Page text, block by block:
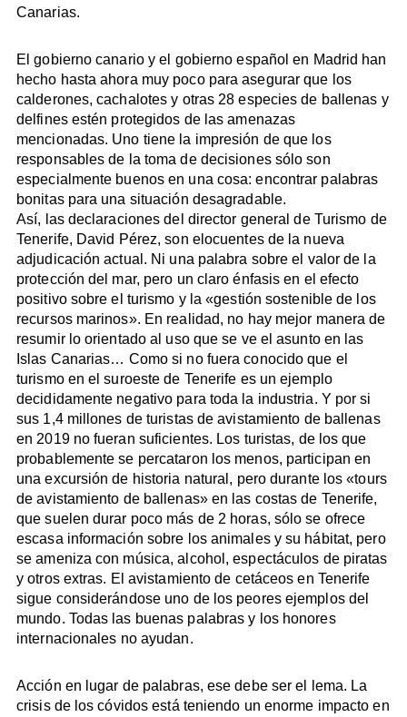
Canarias.
El gobierno canario y el gobierno español en Madrid han
hecho hasta ahora muy poco para asegurar que los
calderones, cachalotes y otras 28 especies de ballenas y
delfines estén protegidos de las amenazas
mencionadas. Uno tiene la impresión de que los
responsables de la toma de decisiones sólo son
especialmente buenos en una cosa: encontrar palabras
bonitas para una situación desagradable.
Así, las declaraciones del director general de Turismo de
Tenerife, David Pérez, son elocuentes de la nueva
adjudicación actual. Ni una palabra sobre el valor de la
protección del mar, pero un claro énfasis en el efecto
positivo sobre el turismo y la «gestión sostenible de los
recursos marinos». En realidad, no hay mejor manera de
resumir lo orientado al uso que se ve el asunto en las
Islas Canarias… Como si no fuera conocido que el
turismo en el suroeste de Tenerife es un ejemplo
decididamente negativo para toda la industria. Y por si
sus 1,4 millones de turistas de avistamiento de ballenas
en 2019 no fueran suficientes. Los turistas, de los que
probablemente se percataron los menos, participan en
una excursión de historia natural, pero durante los «tours
de avistamiento de ballenas» en las costas de Tenerife,
que suelen durar poco más de 2 horas, sólo se ofrece
escasa información sobre los animales y su hábitat, pero
se ameniza con música, alcohol, espectáculos de piratas
y otros extras. El avistamiento de cetáceos en Tenerife
sigue considerándose uno de los peores ejemplos del
mundo. Todas las buenas palabras y los honores
internacionales no ayudan.
Acción en lugar de palabras, ese debe ser el lema. La
crisis de los cóvidos está teniendo un enorme impacto en